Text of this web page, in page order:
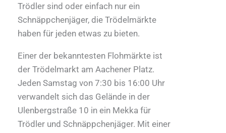
Trödler sind oder einfach nur ein
Schnäppchenjäger, die Trödelmärkte
haben für jeden etwas zu bieten.
Einer der bekanntesten Flohmärkte ist
der Trödelmarkt am Aachener Platz.
Jeden Samstag von 7:30 bis 16:00 Uhr
verwandelt sich das Gelände in der
Ulenbergstraße 10 in ein Mekka für
Trödler und Schnäppchenjäger. Mit einer